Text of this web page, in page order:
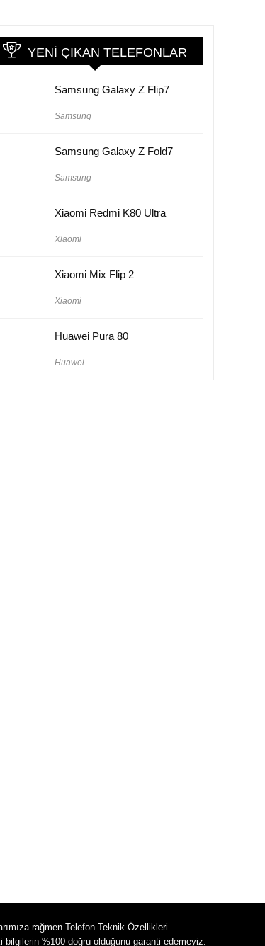
YENI ÇIKAN TELEFONLAR
Samsung Galaxy Z Flip7
Samsung
Samsung Galaxy Z Fold7
Samsung
Xiaomi Redmi K80 Ultra
Xiaomi
Xiaomi Mix Flip 2
Xiaomi
Huawei Pura 80
Huawei
rağmen Telefon Teknik Özellikleri
bilgilerin %100 doğru olduğunu garanti edemeyiz.